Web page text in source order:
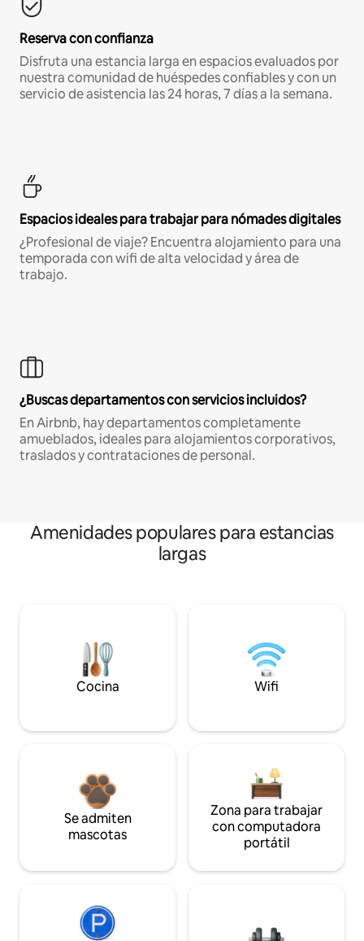
Reserva con confianza
Disfruta una estancia larga en espacios evaluados por
nuestra comunidad de huéspedes confiables y con un
servicio de asistencia las 24 horas, 7 días a la semana.
Espacios ideales para trabajar para nómades digitales
¿Profesional de viaje? Encuentra alojamiento para una
temporada con wifi de alta velocidad y área de
trabajo.
¿Buscas departamentos con servicios incluidos?
En Airbnb, hay departamentos completamente
amueblados, ideales para alojamientos corporativos,
traslados y contrataciones de personal.
Amenidades populares para estancias
largas
Cocina Wifi
Se admiten
mascotas
Zona para trabajar
con computadora
portátil